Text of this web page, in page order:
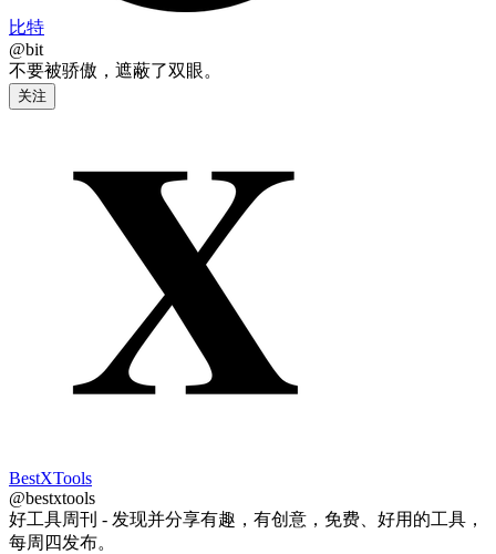
比特
@bit
不要被骄傲，遮蔽了双眼。
关注
BestXTools
@bestxtools
好工具周刊 - 发现并分享有趣，有创意，免费、好用的工具，
每周四发布。